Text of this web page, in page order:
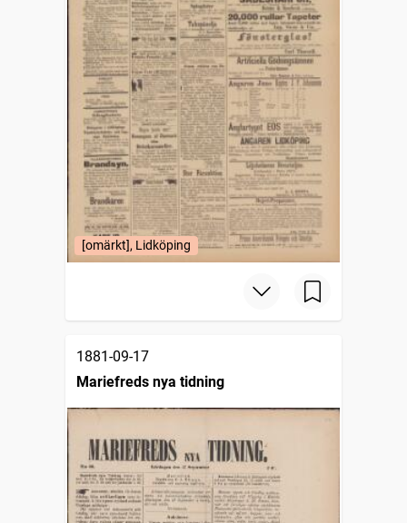
[omärkt], Lidköping
1881-09-17
Mariefreds nya tidning